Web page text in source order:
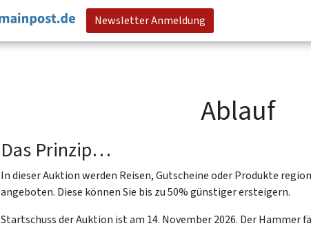
Newsletter Anmeldung
Ablauf
Das Prinzip…
In dieser Auktion werden Reisen, Gutscheine oder Produkte
angeboten. Diese können Sie bis zu 50% günstiger ersteigern.
Startschuss der Auktion ist am 14. November 2026. Der Hammer